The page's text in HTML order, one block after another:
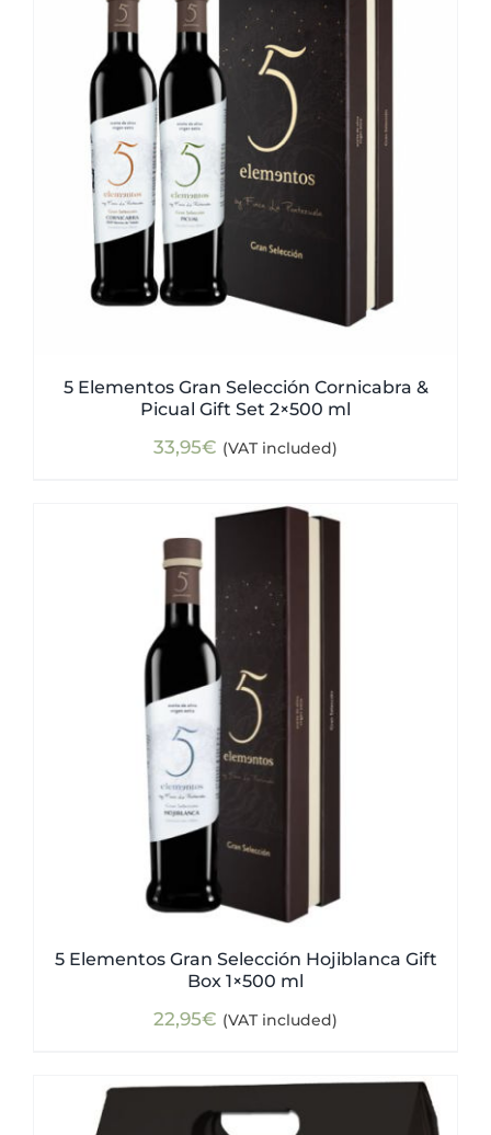
5 Elementos Gran Selección Cornicabra &
Picual Gift Set 2×500 ml
33,95€ (VAT included)
5 Elementos Gran Selección Hojiblanca Gift
Box 1×500 ml
22,95€ (VAT included)